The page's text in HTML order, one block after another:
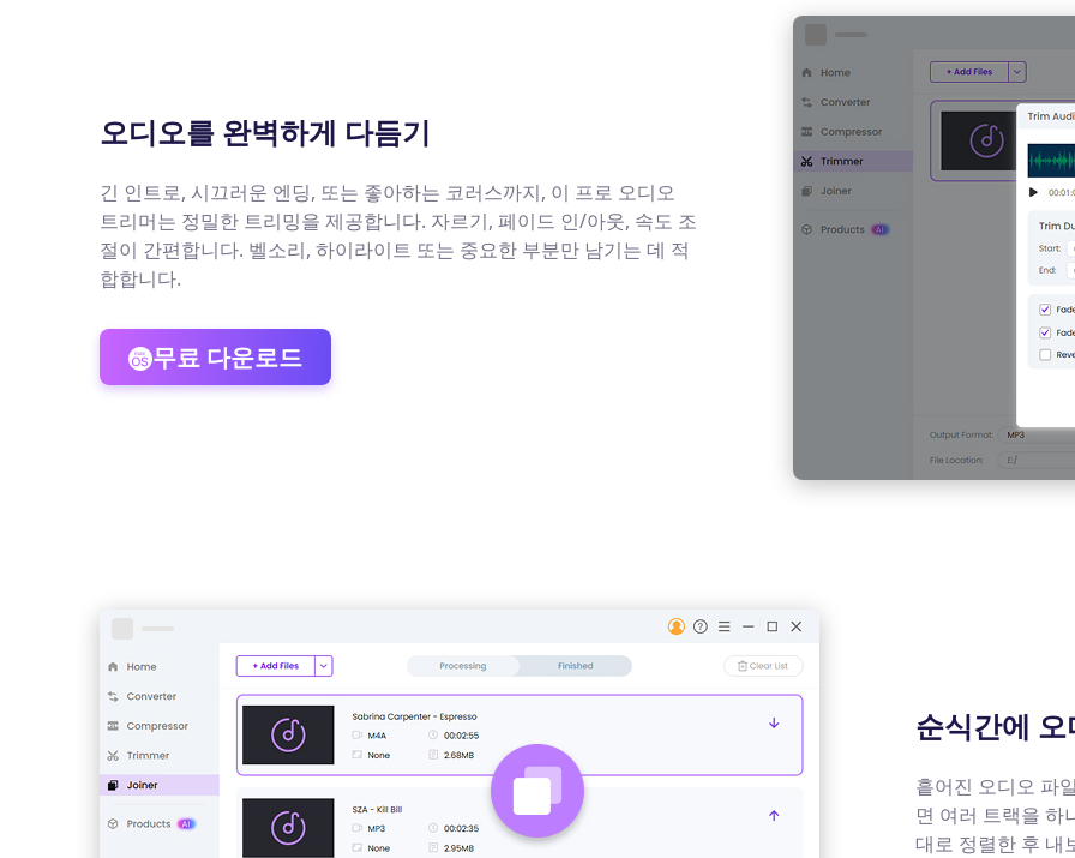
오디오를 완벽하게 다듬기
긴 인트로, 시끄러운 엔딩, 또는 좋아하는 코러스까지, 이 프로 오디오
트리머는 정밀한 트리밍을 제공합니다. 자르기, 페이드 인/아웃, 속도 조
절이 간편합니다. 벨소리, 하이라이트 또는 중요한 부분만 남기는 데 적
합합니다.
무료 다운로드
순식간에
흩어진 오디오 파
면 여러 트랙을 하
대로 정렬한 후 내